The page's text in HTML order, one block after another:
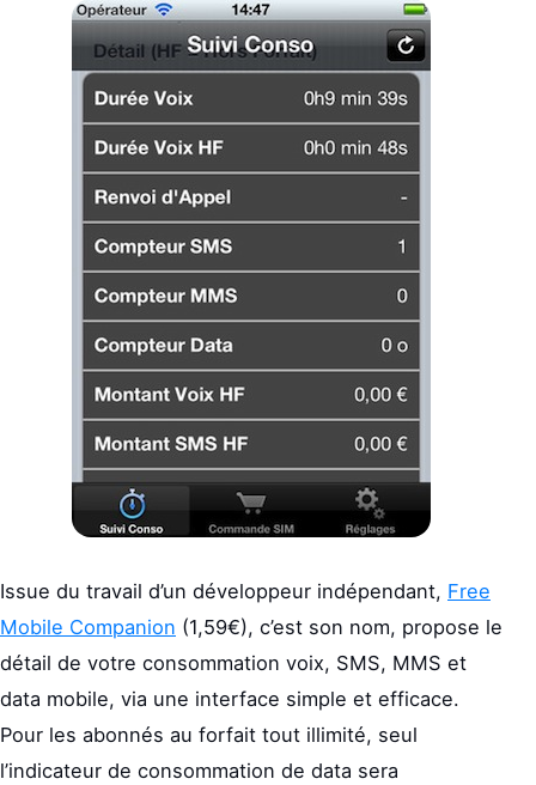
Issue du travail d’un développeur indépendant, Free
Mobile Companion (1,59€), c’est son nom, propose le
détail de votre consommation voix, SMS, MMS et
data mobile, via une interface simple et efficace.
Pour les abonnés au forfait tout illimité, seul
l’indicateur de consommation de data sera